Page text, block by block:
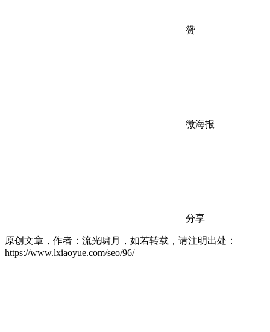
赞
微海报
分享
原创文章，作者：流光啸月，如若转载，请注明出处：
https://www.lxiaoyue.com/seo/96/